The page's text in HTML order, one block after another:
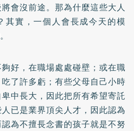
會沒前途。那為什麼這些大人
其實，一個人會長成今天的模
好，在職場處處碰壁；或在職
了許多虧；有些父母自己小時
中長大，因此把所有希望寄託
已是業界頂尖人才，因此認為
為不擅長念書的孩子就是不努